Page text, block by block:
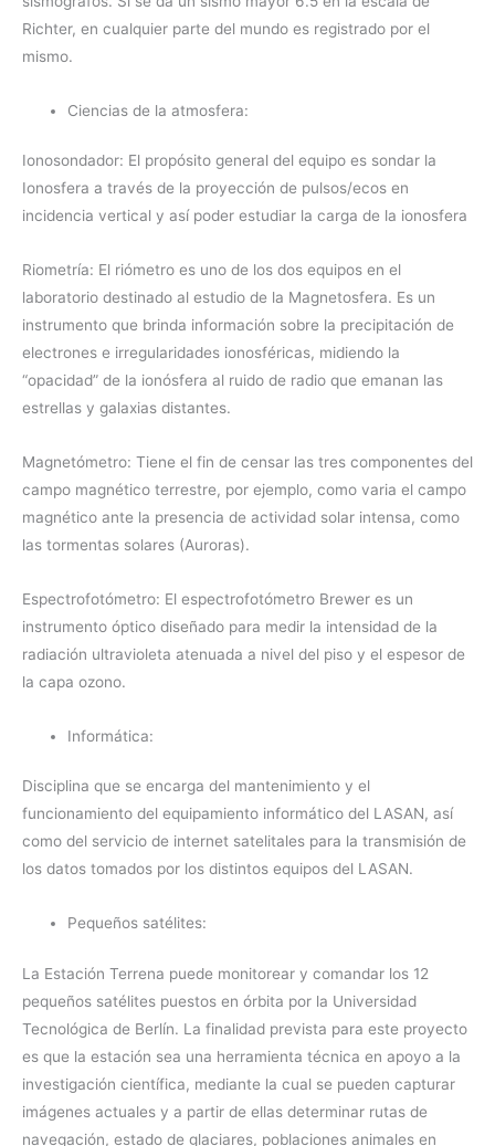
Richter, en cualquier parte del mundo es registrado por el
mismo.
Ciencias de la atmosfera:
Ionosondador: El propósito general del equipo es sondar la
Ionosfera a través de la proyección de pulsos/ecos en
incidencia vertical y así poder estudiar la carga de la ionosfera
Riometría: El riómetro es uno de los dos equipos en el
laboratorio destinado al estudio de la Magnetosfera. Es un
instrumento que brinda información sobre la precipitación de
electrones e irregularidades ionosféricas, midiendo la
“opacidad” de la ionósfera al ruido de radio que emanan las
estrellas y galaxias distantes.
Magnetómetro: Tiene el fin de censar las tres componentes del
campo magnético terrestre, por ejemplo, como varia el campo
magnético ante la presencia de actividad solar intensa, como
las tormentas solares (Auroras).
Espectrofotómetro: El espectrofotómetro Brewer es un
instrumento óptico diseñado para medir la intensidad de la
radiación ultravioleta atenuada a nivel del piso y el espesor de
la capa ozono.
Informática:
Disciplina que se encarga del mantenimiento y el
funcionamiento del equipamiento informático del LASAN, así
como del servicio de internet satelitales para la transmisión de
los datos tomados por los distintos equipos del LASAN.
Pequeños satélites:
La Estación Terrena puede monitorear y comandar los 12
pequeños satélites puestos en órbita por la Universidad
Tecnológica de Berlín. La finalidad prevista para este proyecto
es que la estación sea una herramienta técnica en apoyo a la
investigación científica, mediante la cual se pueden capturar
imágenes actuales y a partir de ellas determinar rutas de
navegación, estado de glaciares, poblaciones animales en